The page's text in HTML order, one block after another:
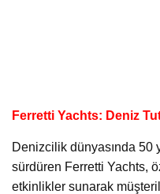
Ferretti Yachts: Deniz
Denizcilik dünyasında 50
sürdüren Ferretti Yachts,
etkinlikler sunarak